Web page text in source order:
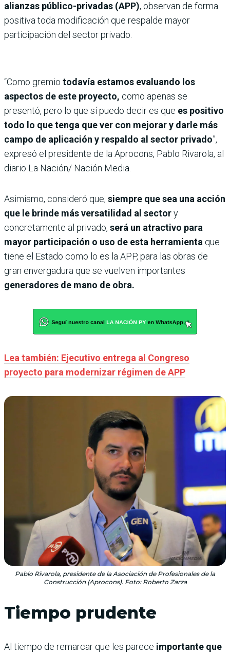
alianzas público-privadas (APP), observan de forma
positiva toda modificación que respalde mayor
participación del sector privado.
“Como gremio todavía estamos evaluando los
aspectos de este proyecto, como apenas se
presentó, pero lo que sí puedo decir es que es positivo
todo lo que tenga que ver con mejorar y darle más
campo de aplicación y respaldo al sector privado”,
expresó el presidente de la Aprocons, Pablo Rivarola, al
diario La Nación/ Nación Media.
Asimismo, consideró que, siempre que sea una acción
que le brinde más versatilidad al sectory
concretamente al privado, será un atractivo para
mayor participación o uso de esta herramienta que
tiene el Estado como lo es la APP, para las obras de
gran envergadura que se vuelven importantes
generadores de mano de obra.
Lea también: Ejecutivo entrega al Congreso
proyecto para modernizar régimen de APP
Pablo Rivarola, presidente de la Asociación de Profesionales de la
Construcción (Aprocons). Foto: Roberto Zarza
Tiempo prudente
Al tiempo de remarcar que les parece importante que